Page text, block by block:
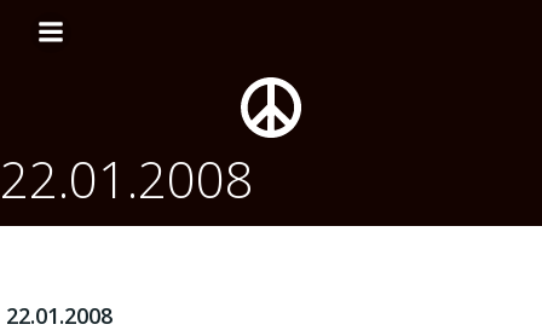
содержимому
22.01.2008
22.01.2008